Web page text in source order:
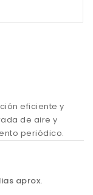
eficiente y
de aire y
periódico.
aprox.